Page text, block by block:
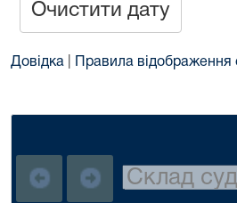
Очистити дату
Довідка Правила відображення